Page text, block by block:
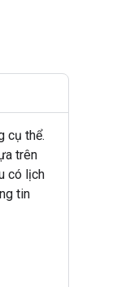
cụ thể.
trên
có lịch
tin